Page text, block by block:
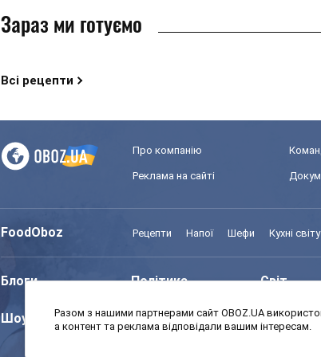
Зараз ми готуємо
Всі рецепти
Про компанію
Реклама на сайті
FoodOboz Рецепти Напої Шефи Кухні світу
Блоги Політика Світ
Шоу Спорт Моя
Разом з нашими партнерами сайт OBOZ.UA
а контент та реклама відповідали вашим інтересам.